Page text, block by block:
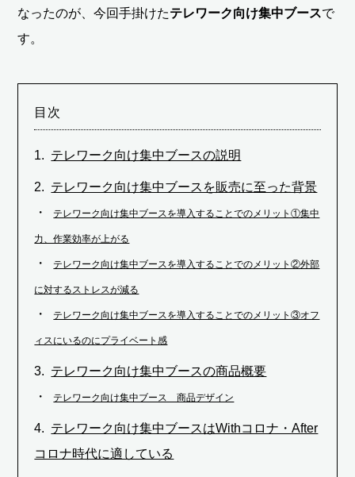
なったのが、今回手掛けたテレワーク向け集中ブースで
す。
目次
テレワーク向け集中ブースの説明
テレワーク向け集中ブースを販売に至った背景
テレワーク向け集中ブースを導入することでのメリット①集中
力、作業効率が上がる
テレワーク向け集中ブースを導入することでのメリット②外部
に対するストレスが減る
テレワーク向け集中ブースを導入することでのメリット③オフ
ィスにいるのにプライベート感
テレワーク向け集中ブースの商品概要
テレワーク向け集中ブース 商品デザイン
テレワーク向け集中ブースはWithコロナ・After
コロナ時代に適している